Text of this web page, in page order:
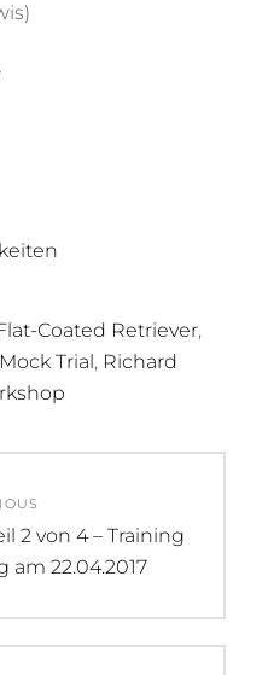
Coated Retriever,
Mock Trial , Richard
2 von 4 – Training
am 22.04.2017